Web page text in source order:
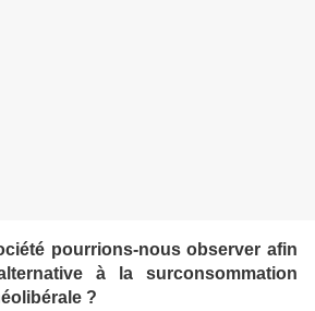
pourrions-nous observer afin
à la surconsommation
?